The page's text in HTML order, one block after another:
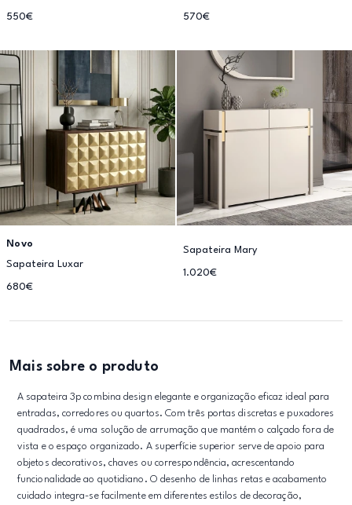
550€ 570€
Novo
Sapateira Luxar
680€
Sapateira Mary
1.020€
Mais sobre o produto
A sapateira 3p combina design elegante e organização eficaz ideal para
entradas, corredores ou quartos. Com três portas discretas e puxadores
quadrados, é uma solução de arrumação que mantém o calçado fora de
vista e o espaço organizado. A superfície superior serve de apoio para
objetos decorativos, chaves ou correspondência, acrescentando
funcionalidade ao quotidiano. O desenho de linhas retas e acabamento
cuidado integra-se facilmente em diferentes estilos de decoração,